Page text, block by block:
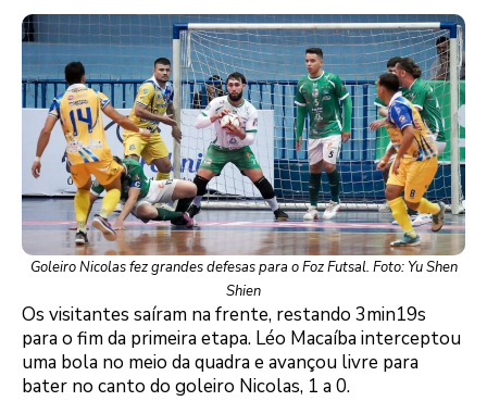
Goleiro Nicolas fez grandes defesas para o Foz Futsal. Foto: Yu Shen
Shien
Os visitantes saíram na frente, restando 3min19s
para o fim da primeira etapa. Léo Macaíba interceptou
uma bola no meio da quadra e avançou livre para
bater no canto do goleiro Nicolas, 1 a 0.